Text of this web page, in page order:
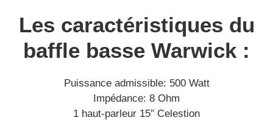
Les caractéristiques du
baffle basse Warwick :
Puissance admissible: 500 Watt
Impédance: 8 Ohm
1 haut-parleur 15″ Celestion